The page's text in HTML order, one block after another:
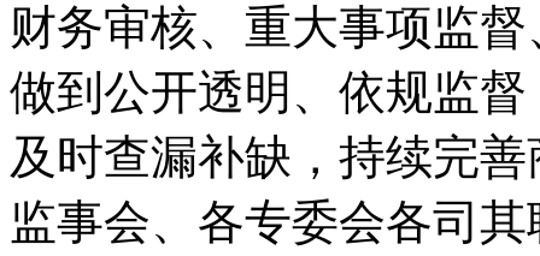
财务审核、重大事项监
做到公开透明、依规监
及时查漏补缺，持续完
监事会、各专委会各司